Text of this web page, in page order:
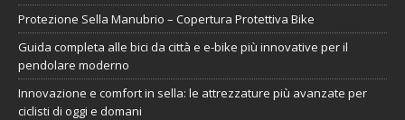
Protezione Sella Manubrio – Copertura Protettiva Bike
Guida completa alle bici da città e e-bike più innovative per il
pendolare moderno
Innovazione e comfort in sella: le attrezzature più avanzate per
ciclisti di oggi e domani